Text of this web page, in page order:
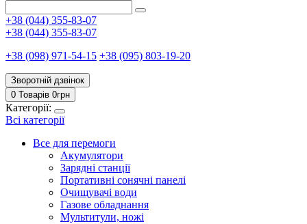
+38 (044) 355-83-07
+38 (044) 355-83-07
+38 (098) 971-54-15 +38 (095) 803-19-20
Зворотній дзвінок
0 Товарів 0грн
Категорії:
Всі категорії
Все для перемоги
Акумулятори
Зарядні станції
Портативні сонячні панелі
Очищувачі води
Газове обладнання
Мультитули, ножі